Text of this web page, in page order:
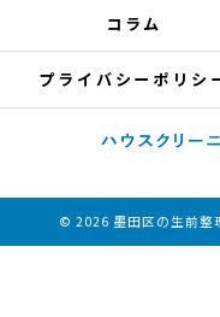
コラム
プライバシーポリシ
© 2026 墨田区の生前整